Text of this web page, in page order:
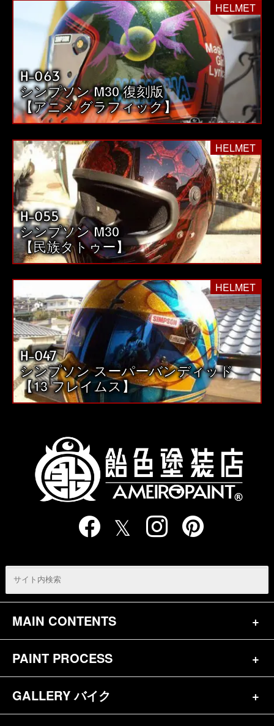
HELMET
H-063
シンプソン M30 復刻版
【アニメ グラフィック】
HELMET
H-055
シンプソン M30
【民族タトゥー】
HELMET
H-047
シンプソン スーパーバンディッド
【13 フレイムス】
MAIN CONTENTS
トップページ
お問合せ
PAINT PROCESS
バイク（180）
GALLERY バイク